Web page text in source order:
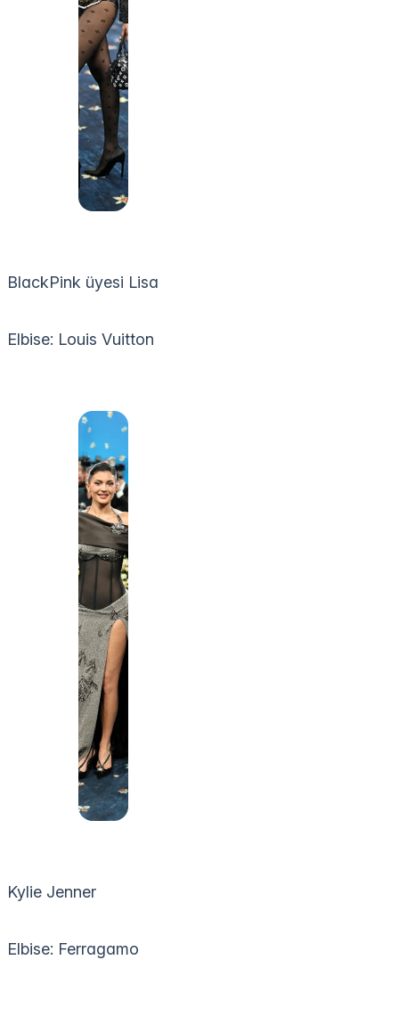
BlackPink üyesi Lisa
Elbise: Louis Vuitton
Kylie Jenner
Elbise: Ferragamo